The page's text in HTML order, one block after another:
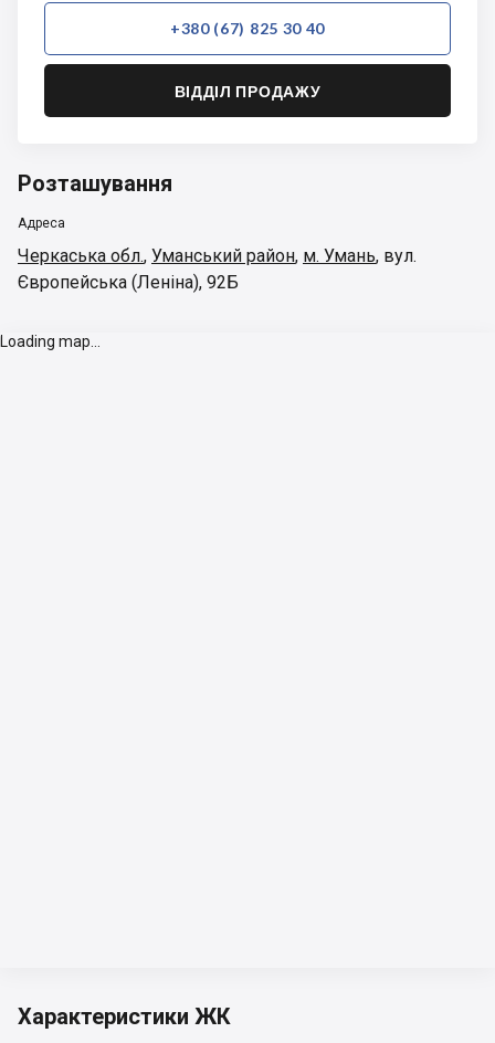
+380 (67) 825 30 40
ВІДДІЛ ПРОДАЖУ
Розташування
Адреса
Черкаська обл., Уманський район, м. Умань, вул.
Європейська (Леніна), 92Б
Loading map...
Характеристики ЖК